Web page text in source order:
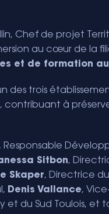
Chef de projet
au cœur de la
et de formation
des trois
contribuant à
Responsable
Sitbon,
Skaper, Directrice
Denis Vallance,
et du Sud Toulois, et